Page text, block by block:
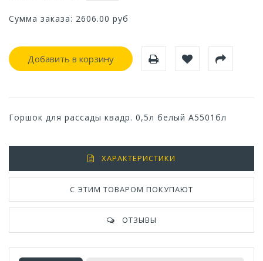
Сумма заказа: 2606.00 руб
Добавить в корзину
Горшок для рассады квадр. 0,5л белый А5501бл
ХАРАКТЕРИСТИКИ
С ЭТИМ ТОВАРОМ ПОКУПАЮТ
ОТЗЫВЫ